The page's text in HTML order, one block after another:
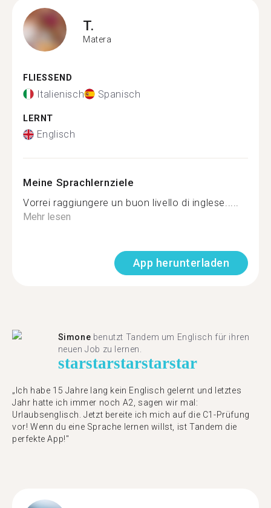
T.
Matera
FLIESSEND
Italienisch Spanisch
LERNT
Englisch
Meine Sprachlernziele
Vorrei raggiungere un buon livello di inglese.....
Mehr lesen
App herunterladen
Simone benutzt Tandem um Englisch für ihren
neuen Job zu lernen.
starstarstarstarstar
„Ich habe 15 Jahre lang kein Englisch gelernt und letztes
Jahr hatte ich immer noch A2, sagen wir mal:
Urlaubsenglisch. Jetzt bereite ich mich auf die C1-Prüfung
vor! Wenn du eine Sprache lernen willst, ist Tandem die
perfekte App!"